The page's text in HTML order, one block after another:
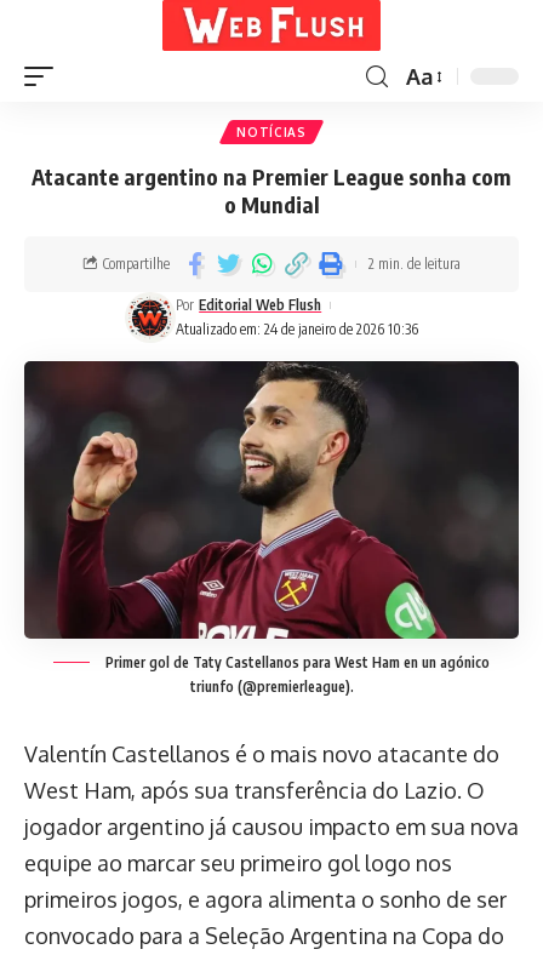
Aa
NOTÍCIAS
Atacante argentino na Premier League sonha com
o Mundial
Atualizado em: 24 de janeiro de 2026 10:36
Por Editorial Web Flush
Compartilhe 2 min. de leitura
Primer gol de Taty Castellanos para West Ham en un agónico
triunfo (@premierleague).
Valentín Castellanos é o mais novo atacante do
West Ham, após sua transferência do Lazio. O
jogador argentino já causou impacto em sua nova
equipe ao marcar seu primeiro gol logo nos
primeiros jogos, e agora alimenta o sonho de ser
convocado para a Seleção Argentina na Copa do